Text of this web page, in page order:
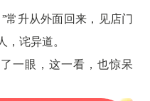
常升从外面回来，见店门
诧异道。
一眼，这一看，也惊呆